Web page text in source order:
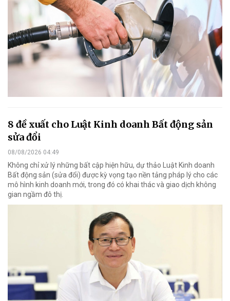
8 đề xuất cho Luật Kinh doanh Bất động sản
sửa đổi
08/08/2026 04:49
Không chỉ xử lý những bất cập hiện hữu, dự thảo Luật Kinh doanh
Bất động sản (sửa đổi) được kỳ vọng tạo nền tảng pháp lý cho các
mô hình kinh doanh mới, trong đó có khai thác và giao dịch không
gian ngầm đô thị.